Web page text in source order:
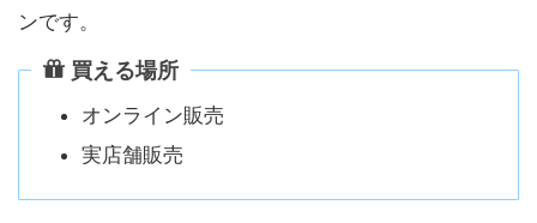
ンです。
買える場所
オンライン販売
実店舗販売